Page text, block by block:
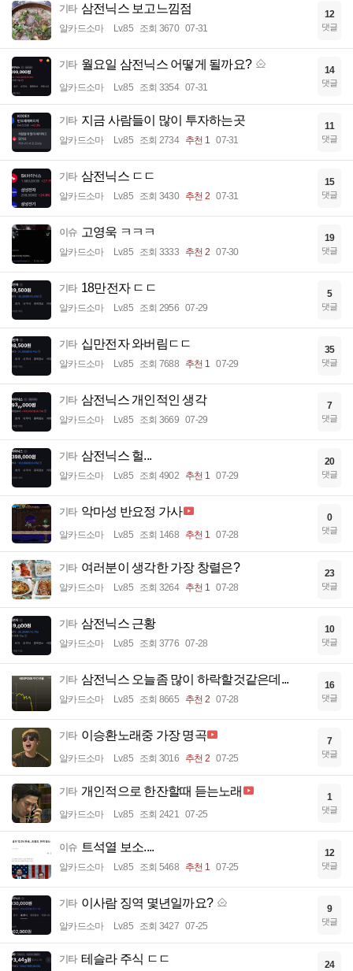
기타 삼전닉스 보고느낌점
알카드소마 Lv.85 조회 3670 07-31
12
댓글
기타 월요일 삼전닉스 어떻게 될까요?
알카드소마 Lv.85 조회 3354 07-31
14
댓글
기타 지금 사람들이 많이 투자하는곳
알카드소마 Lv.85 조회 2734 추천 1 07-31
11
댓글
기타 삼전닉스 ㄷㄷ
알카드소마 Lv.85 조회 3430 추천 2 07-31
15
댓글
이슈 고영욱 ㅋㅋㅋ
알카드소마 Lv.85 조회 3333 추천 2 07-30
19
댓글
기타 18만전자 ㄷㄷ
알카드소마 Lv.85 조회 2956 07-29
5
댓글
기타 십만전자 와버림ㄷㄷ
알카드소마 Lv.85 조회 7688 추천 1 07-29
35
댓글
기타 삼전닉스 개인적인 생각
알카드소마 Lv.85 조회 3669 07-29
7
댓글
기타 삼전닉스 헐...
알카드소마 Lv.85 조회 4902 추천 1 07-29
20
댓글
기타 악마성 반요정 가사
알카드소마 Lv.85 조회 1468 추천 1 07-28
0
댓글
기타 여러분이 생각한 가장 창렬은?
알카드소마 Lv.85 조회 3264 추천 1 07-28
23
댓글
기타 삼전닉스 근황
알카드소마 Lv.85 조회 3776 07-28
10
댓글
기타 삼전닉스 오늘좀 많이 하락할것같은데...
알카드소마 Lv.85 조회 8665 추천 2 07-28
16
댓글
기타 이승환노래중 가장 명곡
알카드소마 Lv.85 조회 3016 추천 2 07-25
7
댓글
기타 개인적으로 한잔할때 듣는노래
알카드소마 Lv.85 조회 2421 07-25
1
댓글
이슈 트석열 보소....
알카드소마 Lv.85 조회 5468 추천 1 07-25
12
댓글
기타 이사람 징역 몇년일까요?
알카드소마 Lv.85 조회 3427 07-25
9
댓글
기타 테슬라 주식 ㄷㄷ 24